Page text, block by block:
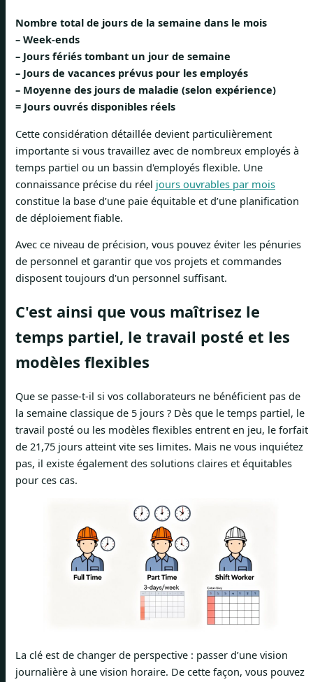
Nombre total de jours de la semaine dans le mois
– Week-ends
– Jours fériés tombant un jour de semaine
– Jours de vacances prévus pour les employés
– Moyenne des jours de maladie (selon expérience)
= Jours ouvrés disponibles réels
Cette considération détaillée devient particulièrement
importante si vous travaillez avec de nombreux employés à
temps partiel ou un bassin d'employés flexible. Une
connaissance précise du réel jours ouvrables par mois
constitue la base d’une paie équitable et d’une planification
de déploiement fiable.
Avec ce niveau de précision, vous pouvez éviter les pénuries
de personnel et garantir que vos projets et commandes
disposent toujours d'un personnel suffisant.
C'est ainsi que vous maîtrisez le
temps partiel, le travail posté et les
modèles flexibles
Que se passe-t-il si vos collaborateurs ne bénéficient pas de
la semaine classique de 5 jours ? Dès que le temps partiel, le
travail posté ou les modèles flexibles entrent en jeu, le forfait
de 21,75 jours atteint vite ses limites. Mais ne vous inquiétez
pas, il existe également des solutions claires et équitables
pour ces cas.
La clé est de changer de perspective : passer d’une vision
journalière à une vision horaire. De cette façon, vous pouvez